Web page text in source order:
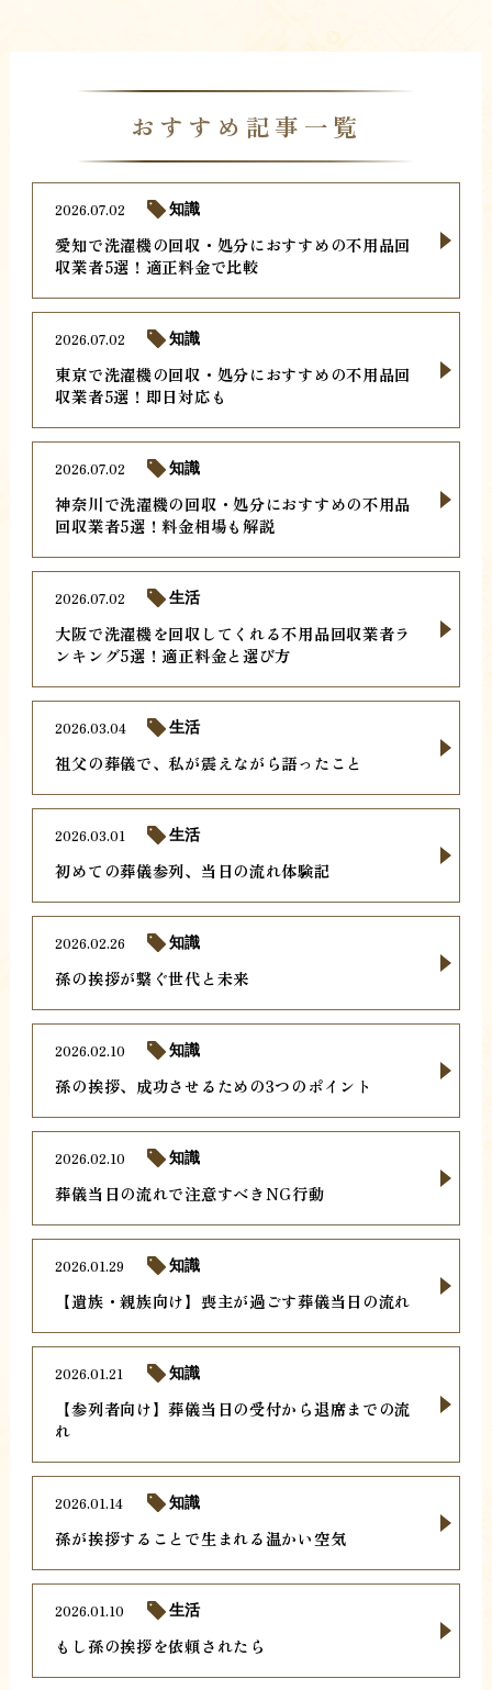
おすすめ記事一覧
愛知で洗濯機の回収・処分におすすめの不用品回
収業者5選！適正料金で比較
2026.07.02 知識
東京で洗濯機の回収・処分におすすめの不用品回
収業者5選！即日対応も
2026.07.02 知識
神奈川で洗濯機の回収・処分におすすめの不用品
回収業者5選！料金相場も解説
2026.07.02 知識
大阪で洗濯機を回収してくれる不用品回収業者ラ
ンキング5選！適正料金と選び方
2026.07.02 生活
祖父の葬儀で、私が震えながら語ったこと
2026.03.04 生活
初めての葬儀参列、当日の流れ体験記
2026.03.01 生活
孫の挨拶が繋ぐ世代と未来
2026.02.26 知識
孫の挨拶、成功させるための3つのポイント
2026.02.10 知識
葬儀当日の流れで注意すべきNG行動
2026.02.10 知識
【遺族・親族向け】喪主が過ごす葬儀当日の流れ
2026.01.29 知識
【参列者向け】葬儀当日の受付から退席までの流
れ
2026.01.21 知識
孫が挨拶することで生まれる温かい空気
2026.01.14 知識
もし孫の挨拶を依頼されたら
2026.01.10 生活